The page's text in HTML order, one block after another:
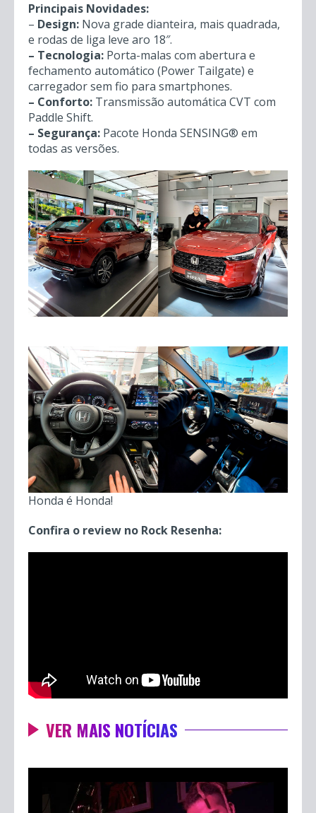
Principais Novidades:
– Design: Nova grade dianteira, mais quadrada,
e rodas de liga leve aro 18″.
– Tecnologia: Porta-malas com abertura e
fechamento automático (Power Tailgate) e
carregador sem fio para smartphones.
– Conforto: Transmissão automática CVT com
Paddle Shift.
– Segurança: Pacote Honda SENSING® em
todas as versões.
Honda é Honda!
Confira o review no Rock Resenha:
VER MAIS NOTÍCIAS